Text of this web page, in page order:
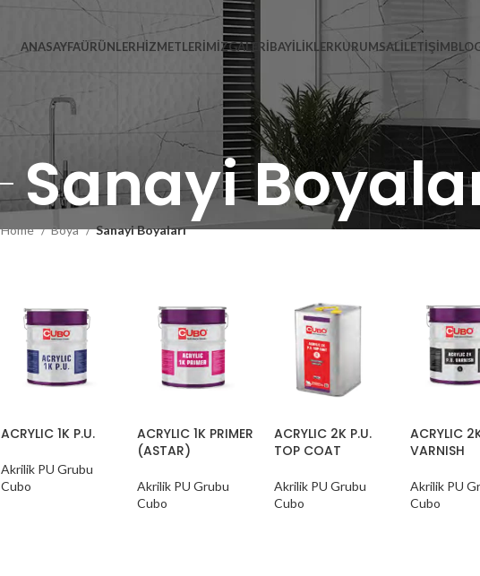
ANASAYFAÜRÜNLERHIZMETLERIMIZGALERIBAYILIKLERKURUMSALİLETIŞIM
Sanayi
Home Boya Sanayi Boyaları
ACRYLIC 1K P.U.
Akrilik PU Grubu
Cubo
ACRYLIC 1K PRIMER
(ASTAR)
Akrilik PU Grubu
Cubo
ACRYLIC 2K P.U.
TOP COAT
Akrilik PU Grubu
Cubo
ACRYLIC
VARNISH
Akrilik PU
Cubo